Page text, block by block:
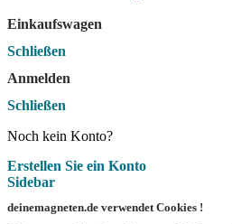
Einkaufswagen
Schließen
Anmelden
Schließen
Noch kein Konto?
Erstellen Sie ein Konto
Sidebar
deinemagneten.de verwendet Cookies !